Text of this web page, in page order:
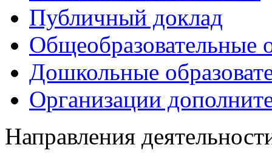
Публичный доклад
Общеобразовательные
Дошкольные
Организации
Направления